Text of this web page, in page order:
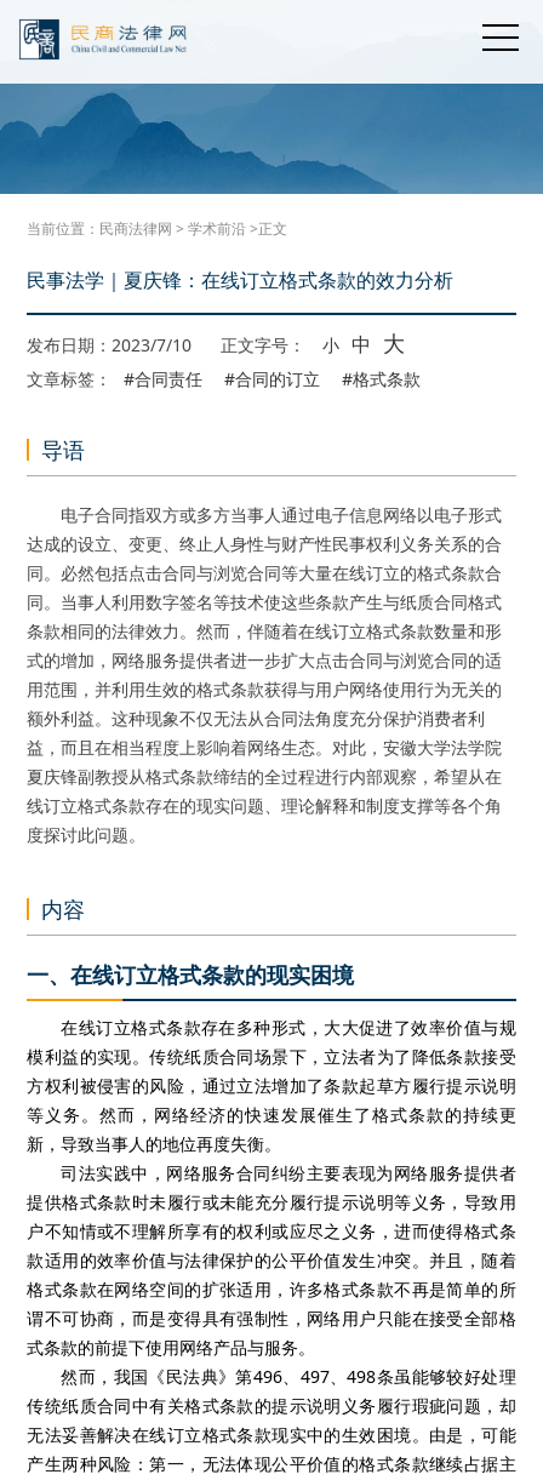
当前位置： 民商法律网 >学术前沿>正文
民事法学｜夏庆锋：在线订立格式条款的效力分析
发布日期：2023/7/10 正文字号： 小 中 大
文章标签： #合同责任 #合同的订立 #格式条款
导语
电子合同指双方或多方当事人通过电子信息网络以电子形式
达成的设立、变更、终止人身性与财产性民事权利义务关系的合
同。必然包括点击合同与浏览合同等大量在线订立的格式条款合
同。当事人利用数字签名等技术使这些条款产生与纸质合同格式
条款相同的法律效力。然而，伴随着在线订立格式条款数量和形
式的增加，网络服务提供者进一步扩大点击合同与浏览合同的适
用范围，并利用生效的格式条款获得与用户网络使用行为无关的
额外利益。这种现象不仅无法从合同法角度充分保护消费者利
益，而且在相当程度上影响着网络生态。对此，安徽大学法学院
夏庆锋副教授从格式条款缔结的全过程进行内部观察，希望从在
线订立格式条款存在的现实问题、理论解释和制度支撑等各个角
度探讨此问题。
内容
一、在线订立格式条款的现实困境
在线订立格式条款存在多种形式，大大促进了效率价值与规
模利益的实现。传统纸质合同场景下，立法者为了降低条款接受
方权利被侵害的风险，通过立法增加了条款起草方履行提示说明
等义务。然而，网络经济的快速发展催生了格式条款的持续更
新，导致当事人的地位再度失衡。
司法实践中，网络服务合同纠纷主要表现为网络服务提供者
提供格式条款时未履行或未能充分履行提示说明等义务，导致用
户不知情或不理解所享有的权利或应尽之义务，进而使得格式条
款适用的效率价值与法律保护的公平价值发生冲突。并且，随着
格式条款在网络空间的扩张适用，许多格式条款不再是简单的所
谓不可协商，而是变得具有强制性，网络用户只能在接受全部格
式条款的前提下使用网络产品与服务。
然而，我国《民法典》第496、497、498条虽能够较好处理
传统纸质合同中有关格式条款的提示说明义务履行瑕疵问题，却
无法妥善解决在线订立格式条款现实中的生效困境。由是，可能
产生两种风险：第一，无法体现公平价值的格式条款继续占据主